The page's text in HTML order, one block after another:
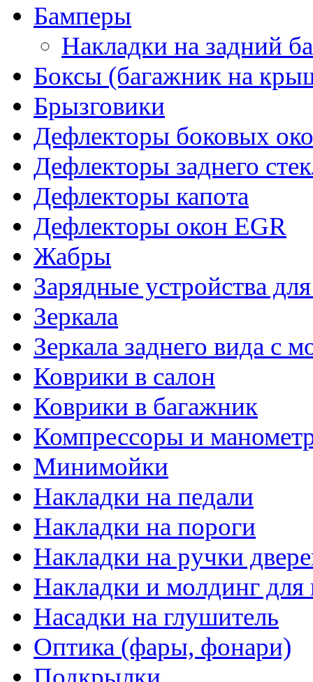
Бамперы
Накладки на задний
Боксы (багажник на
Брызговики
Дефлекторы боковых
Дефлекторы заднего
Дефлекторы капота
Дефлекторы окон EGR
Жабры
Зарядные устройства
Зеркала
Зеркала заднего вида с
Коврики в салон
Коврики в багажник
Компрессоры и
Минимойки
Накладки на педали
Накладки на пороги
Накладки на ручки
Накладки и молдинг для
Насадки на глушитель
Оптика (фары, фонари)